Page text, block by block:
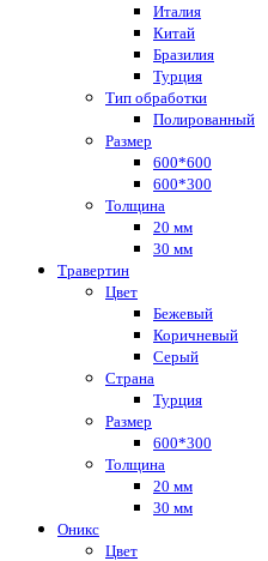
Италия
Китай
Бразилия
Турция
Тип обработки
Полированный
Размер
600*600
600*300
Толщина
20 мм
30 мм
Травертин
Цвет
Бежевый
Коричневый
Серый
Страна
Турция
Размер
600*300
Толщина
20 мм
30 мм
Оникс
Цвет